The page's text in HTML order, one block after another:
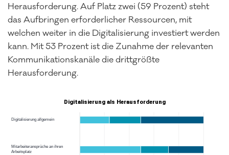
Herausforderung. Auf Platz zwei (59 Prozent) steht
das Aufbringen erforderlicher Ressourcen, mit
welchen weiter in die Digitalisierung investiert werden
kann. Mit 53 Prozent ist die Zunahme der relevanten
Kommunikationskanäle die drittgrößte
Herausforderung.